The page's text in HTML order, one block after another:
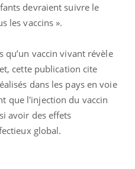
devraient suivre le
les vaccins ».
qu’un vaccin vivant révèle
cette publication cite
dans les pays en voie
que l'injection du vaccin
avoir des effets
global.